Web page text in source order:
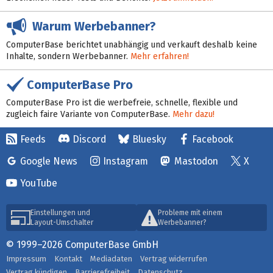
Warum Werbebanner?
ComputerBase berichtet unabhängig und verkauft deshalb keine
Inhalte, sondern Werbebanner. Mehr erfahren!
ComputerBase Pro
ComputerBase Pro ist die werbefreie, schnelle, flexible und
zugleich faire Variante von ComputerBase. Mehr dazu!
Feeds Discord Bluesky
Facebook
Google News
Instagram Mastodon
X
YouTube
Einstellungen und
Layout-Umschalter
Probleme mit einem
Werbebanner?
© 1999–2026 ComputerBase GmbH
Impressum Kontakt Mediadaten
Vertrag widerrufen